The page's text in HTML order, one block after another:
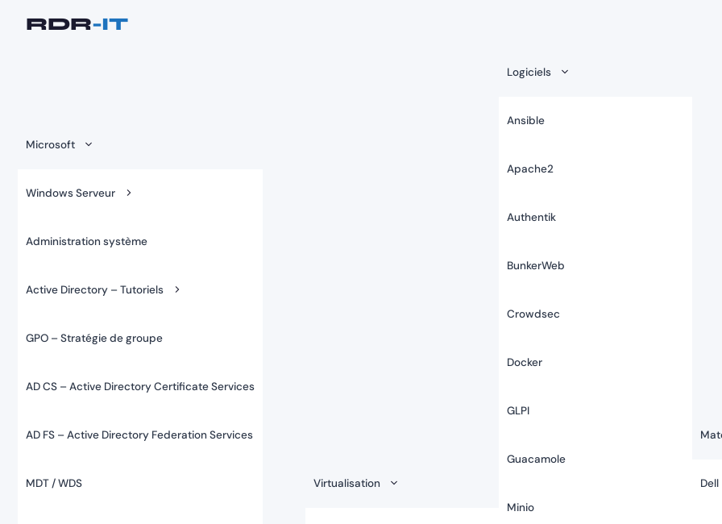
Microsoft
Windows Serveur
Administration système
Active Directory – Tutoriels
GPO – Stratégie de groupe
AD CS – Active Directory Certificate Services
AD FS – Active Directory Federation Services
MDT / WDS Virtualisation
Logiciels
Ansible
Apache2
Authentik
BunkerWeb
Crowdsec
Docker
GLPI
Guacamole
Minio
Dell